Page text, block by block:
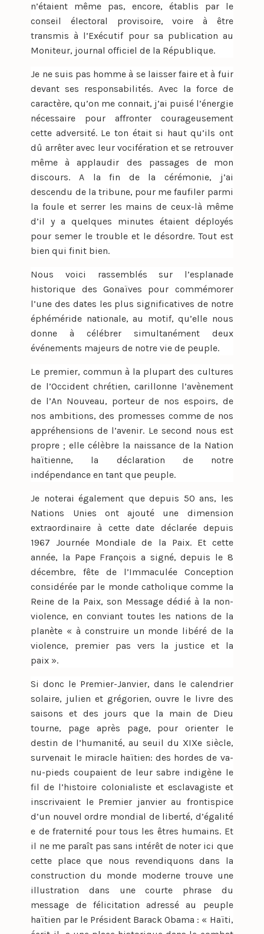
n’étaient même pas, encore, établis par le
conseil électoral provisoire, voire à être
transmis à l’Exécutif pour sa publication au
Moniteur, journal officiel de la République.
Je ne suis pas homme à se laisser faire et à fuir
devant ses responsabilités. Avec la force de
caractère, qu’on me connait, j’ai puisé l’énergie
nécessaire pour affronter courageusement
cette adversité. Le ton était si haut qu’ils ont
dû arrêter avec leur vocifération et se retrouver
même à applaudir des passages de mon
discours. A la fin de la cérémonie, j’ai
descendu de la tribune, pour me faufiler parmi
la foule et serrer les mains de ceux-là même
d’il y a quelques minutes étaient déployés
pour semer le trouble et le désordre. Tout est
bien qui finit bien.
Nous voici rassemblés sur l’esplanade
historique des Gonaïves pour commémorer
l’une des dates les plus significatives de notre
éphéméride nationale, au motif, qu’elle nous
donne à célébrer simultanément deux
événements majeurs de notre vie de peuple.
Le premier, commun à la plupart des cultures
de l’Occident chrétien, carillonne l’avènement
de l’An Nouveau, porteur de nos espoirs, de
nos ambitions, des promesses comme de nos
appréhensions de l’avenir. Le second nous est
propre ; elle célèbre la naissance de la Nation
haïtienne, la déclaration de notre
indépendance en tant que peuple.
Je noterai également que depuis 50 ans, les
Nations Unies ont ajouté une dimension
extraordinaire à cette date déclarée depuis
1967 Journée Mondiale de la Paix. Et cette
année, la Pape François a signé, depuis le 8
décembre, fête de l’Immaculée Conception
considérée par le monde catholique comme la
Reine de la Paix, son Message dédié à la non-
violence, en conviant toutes les nations de la
planète « à construire un monde libéré de la
violence, premier pas vers la justice et la
paix ».
Si donc le Premier-Janvier, dans le calendrier
solaire, julien et grégorien, ouvre le livre des
saisons et des jours que la main de Dieu
tourne, page après page, pour orienter le
destin de l’humanité, au seuil du XIXe siècle,
survenait le miracle haïtien: des hordes de va-
nu-pieds coupaient de leur sabre indigène le
fil de l’histoire colonialiste et esclavagiste et
inscrivaient le Premier janvier au frontispice
d’un nouvel ordre mondial de liberté, d’égalité
e de fraternité pour tous les êtres humains. Et
il ne me paraît pas sans intérêt de noter ici que
cette place que nous revendiquons dans la
construction du monde moderne trouve une
illustration dans une courte phrase du
message de félicitation adressé au peuple
haïtien par le Président Barack Obama : « Haïti,